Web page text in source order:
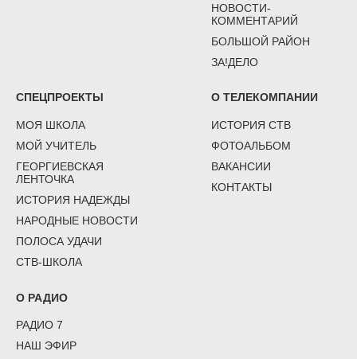
НОВОСТИ-
КОММЕНТАРИЙ
БОЛЬШОЙ РАЙОН
ЗА!ДЕЛО
СПЕЦПРОЕКТЫ
МОЯ ШКОЛА
МОЙ УЧИТЕЛЬ
ГЕОРГИЕВСКАЯ
ЛЕНТОЧКА
ИСТОРИЯ НАДЕЖДЫ
НАРОДНЫЕ НОВОСТИ
ПОЛОСА УДАЧИ
СТВ-ШКОЛА
О ТЕЛЕКОМПАНИИ
ИСТОРИЯ СТВ
ФОТОАЛЬБОМ
ВАКАНСИИ
КОНТАКТЫ
О РАДИО
РАДИО 7
НАШ ЭФИР